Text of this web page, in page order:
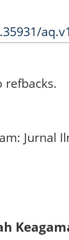
refbacks.
Jurnal